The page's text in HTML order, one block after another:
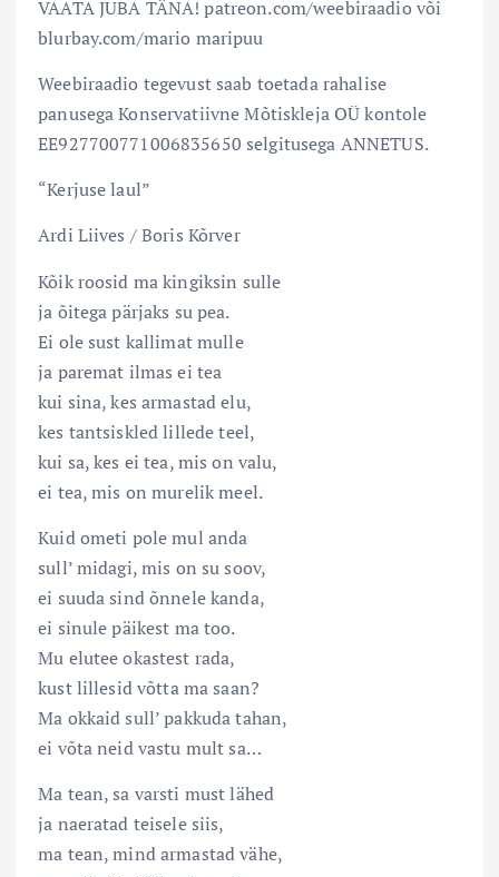
VAATA JUBA TÄNA! patreon.com/weebiraadio või
blurbay.com/mario maripuu
Weebiraadio tegevust saab toetada rahalise
panusega Konservatiivne Mõtiskleja OÜ kontole
EE927700771006835650 selgitusega ANNETUS.
“Kerjuse laul”
Ardi Liives / Boris Kõrver
Kõik roosid ma kingiksin sulle
ja õitega pärjaks su pea.
Ei ole sust kallimat mulle
ja paremat ilmas ei tea
kui sina, kes armastad elu,
kes tantsiskled lillede teel,
kui sa, kes ei tea, mis on valu,
ei tea, mis on murelik meel.
Kuid ometi pole mul anda
sull’ midagi, mis on su soov,
ei suuda sind õnnele kanda,
ei sinule päikest ma too.
Mu elutee okastest rada,
kust lillesid võtta ma saan?
Ma okkaid sull’ pakkuda tahan,
ei võta neid vastu mult sa…
Ma tean, sa varsti must lähed
ja naeratad teisele siis,
ma tean, mind armastad vähe,